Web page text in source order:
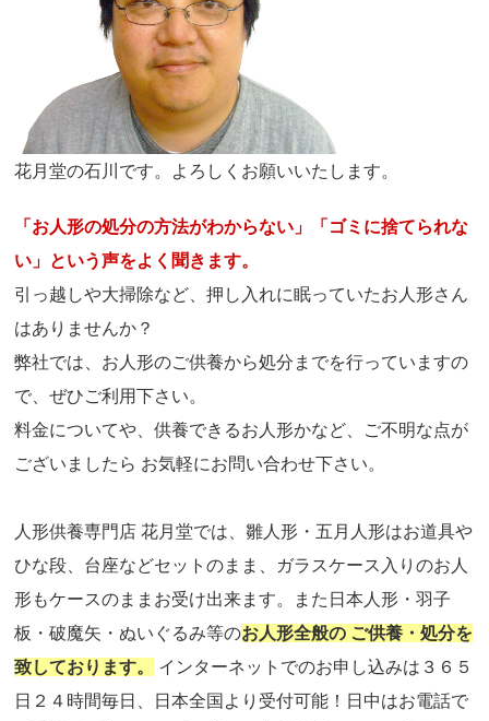
花月堂の石川です。よろしくお願いいたします。
「お人形の処分の方法がわからない」「ゴミに捨てられな
い」という声をよく聞きます。
引っ越しや大掃除など、押し入れに眠っていたお人形さん
はありませんか？
弊社では、お人形のご供養から処分までを行っていますの
で、ぜひご利用下さい。
料金についてや、供養できるお人形かなど、ご不明な点が
ございましたら お気軽にお問い合わせ下さい。
人形供養専門店 花月堂では、雛人形・五月人形はお道具や
ひな段、台座などセットのまま、ガラスケース入りのお人
形もケースのままお受け出来ます。また日本人形・羽子
板・破魔矢・ぬいぐるみ等のお人形全般の ご供養・処分を
致しております。
インターネットでのお申し込みは３６５
日２４時間毎日、日本全国より受付可能！日中はお電話で